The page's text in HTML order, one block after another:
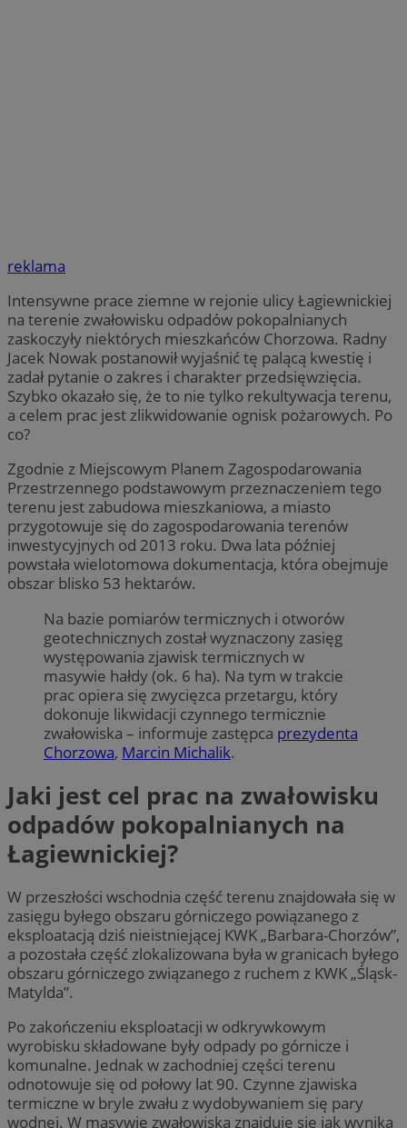
reklama
Intensywne prace ziemne w rejonie ulicy Łagiewnickiej
na terenie zwałowisku odpadów pokopalnianych
zaskoczyły niektórych mieszkańców Chorzowa. Radny
Jacek Nowak postanowił wyjaśnić tę palącą kwestię i
zadał pytanie o zakres i charakter przedsięwzięcia.
Szybko okazało się, że to nie tylko rekultywacja terenu,
a celem prac jest zlikwidowanie ognisk pożarowych. Po
co?
Zgodnie z Miejscowym Planem Zagospodarowania
Przestrzennego podstawowym przeznaczeniem tego
terenu jest zabudowa mieszkaniowa, a miasto
przygotowuje się do zagospodarowania terenów
inwestycyjnych od 2013 roku. Dwa lata później
powstała wielotomowa dokumentacja, która obejmuje
obszar blisko 53 hektarów.
Na bazie pomiarów termicznych i otworów
geotechnicznych został wyznaczony zasięg
występowania zjawisk termicznych w
masywie hałdy (ok. 6 ha). Na tym w trakcie
prac opiera się zwycięzca przetargu, który
dokonuje likwidacji czynnego termicznie
zwałowiska – informuje zastępca prezydenta
Chorzowa, Marcin Michalik.
Jaki jest cel prac na zwałowisku
odpadów pokopalnianych na
Łagiewnickiej?
W przeszłości wschodnia część terenu znajdowała się w
zasięgu byłego obszaru górniczego powiązanego z
eksploatacją dziś nieistniejącej KWK „Barbara-Chorzów”,
a pozostała część zlokalizowana była w granicach byłego
obszaru górniczego związanego z ruchem z KWK „Śląsk-
Matylda”.
Po zakończeniu eksploatacji w odkrywkowym
wyrobisku składowane były odpady po górnicze i
komunalne. Jednak w zachodniej części terenu
odnotowuje się od połowy lat 90. Czynne zjawiska
termiczne w bryle zwału z wydobywaniem się pary
wodnej. W masywie zwałowiska znajduje się jak wynika